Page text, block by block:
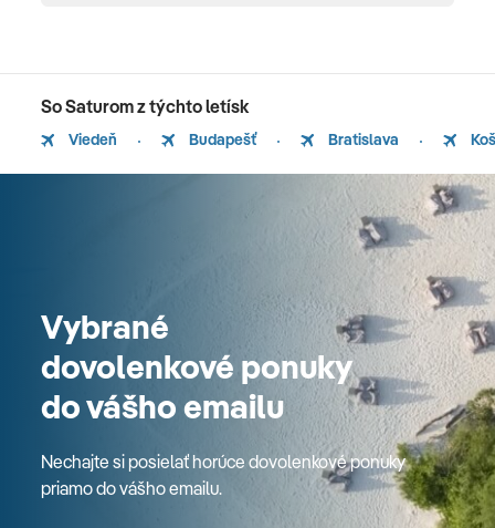
So Saturom z týchto letísk
Viedeň Budapešť Bratislava
Vybrané
dovolenkové ponuky
do vášho emailu
Nechajte si posielať horúce dovolenkové ponuky
priamo do vášho emailu.